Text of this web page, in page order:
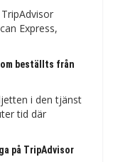
Express,
beställts från
i den tjänst
tid där
på TripAdvisor